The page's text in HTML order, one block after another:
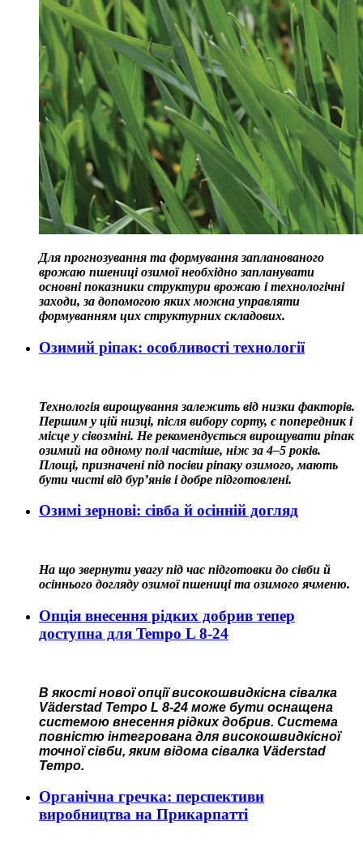
Для прогнозування та формування запланованого
врожаю пшениці озимої необхідно запланувати
основні показники структури врожаю і технологічні
заходи, за допомогою яких можна управляти
формуванням цих структурних складових.
Озимий ріпак: особливості технології
Технологія вирощування залежить від низки факторів.
Першим у цій низці, після вибору сорту, є попередник і
місце у сівозміні. Не рекомендується вирощувати ріпак
озимий на одному полі частіше, ніж за 4–5 років.
Площі, призначені під посіви ріпаку озимого, мають
бути чисті від бур’янів і добре підготовлені.
Озимі зернові: сівба й осінній догляд
На що звернути увагу під час підготовки до сівби й
осіннього догляду озимої пшениці та озимого ячменю.
Опція внесення рідких добрив тепер
доступна для Tempo L 8-24
В якості нової опції високошвидкісна сівалка
Väderstad Tempo L 8-24 може бути оснащена
системою внесення рідких добрив. Система
повністю інтегрована для високошвидкісної
точної сівби, яким відома сівалка Väderstad
Tempo.
Органічна гречка: перспективи
виробництва на Прикарпатті